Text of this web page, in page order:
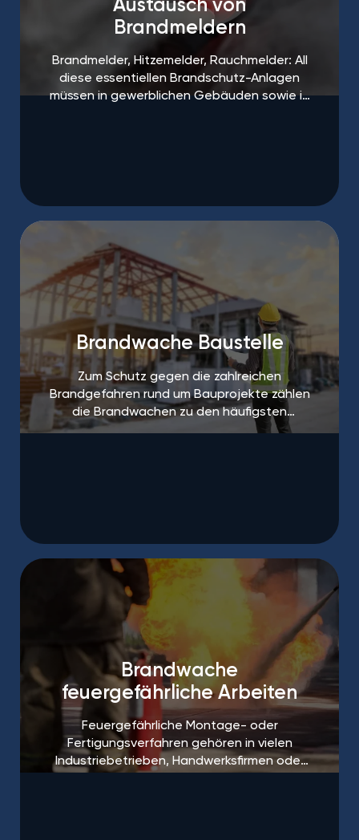
Brandmeldern
Brandmelder, Hitzemelder, Rauchmelder: All
diese essentiellen Brandschutz-Anlagen
müssen in gewerblichen Gebäuden sowie in
Brandwache Baustelle
Zum Schutz gegen die zahlreichen
Brandgefahren rund um Bauprojekte zählen
die Brandwachen zu den häufigsten
Brandwache
feuergefährliche Arbeiten
Feuergefährliche Montage- oder
Fertigungsverfahren gehören in vielen
Industriebetrieben, Handwerksfirmen oder
auf Baustellen zum Alltag.